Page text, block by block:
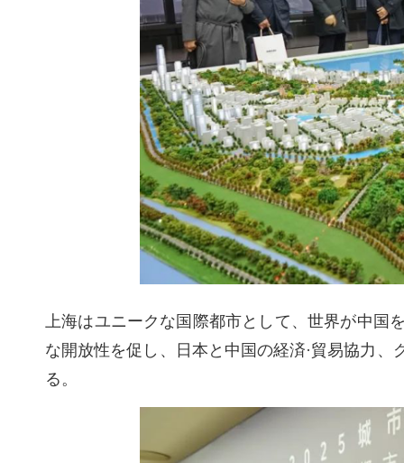
上海はユニークな国際都市として、世界が中
な開放性を促し、日本と中国の経済·貿易協力、
る。